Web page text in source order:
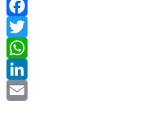
Facebook
Twitter
WhatsApp
LinkedIn